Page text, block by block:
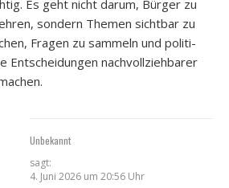
Es geht nicht dar­um, Bür­ger zu
son­dern The­men sicht­bar zu
Fra­gen zu sam­meln und poli­ti­
Ent­schei­dun­gen nach­voll­zieh­ba­rer
Unbekannt
sagt:
4. Juni 2026 um 20:56 Uhr